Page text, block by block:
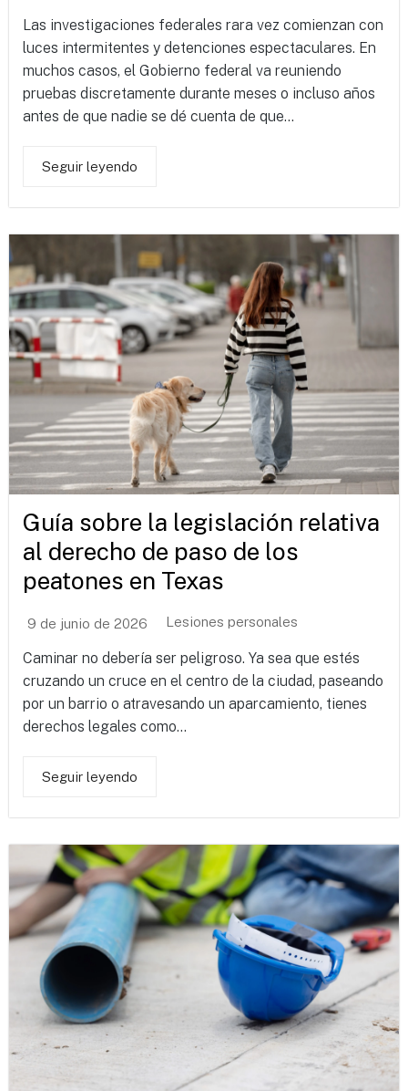
Las investigaciones federales rara vez comienzan con
luces intermitentes y detenciones espectaculares. En
muchos casos, el Gobierno federal va reuniendo
pruebas discretamente durante meses o incluso años
antes de que nadie se dé cuenta de que...
Seguir leyendo
Guía sobre la legislación relativa
al derecho de paso de los
peatones en Texas
9 de junio de 2026 Lesiones personales
Caminar no debería ser peligroso. Ya sea que estés
cruzando un cruce en el centro de la ciudad, paseando
por un barrio o atravesando un aparcamiento, tienes
derechos legales como...
Seguir leyendo